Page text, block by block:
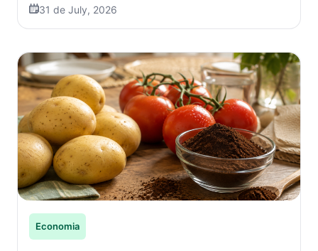
31 de July, 2026
Economia